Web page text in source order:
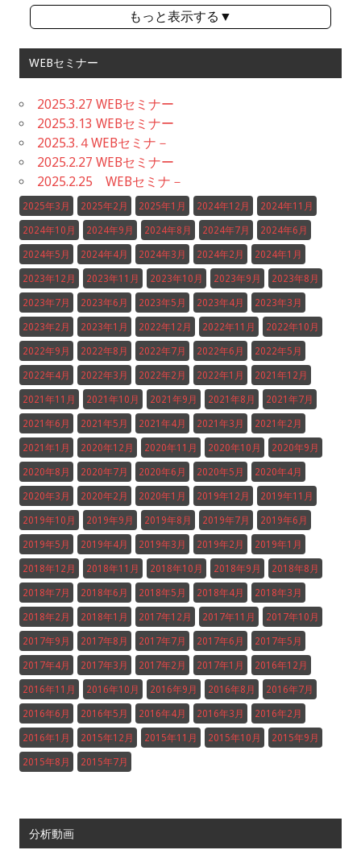
もっと表示する▼
WEBセミナー
2025.3.27 WEBセミナー
2025.3.13 WEBセミナー
2025.3.４WEBセミナ－
2025.2.27 WEBセミナー
2025.2.25 WEBセミナ－
2025年3月 2025年2月 2025年1月 2024年12月 2024年11月
2024年10月 2024年9月 2024年8月 2024年7月 2024年6月
2024年5月 2024年4月 2024年3月 2024年2月 2024年1月
2023年12月 2023年11月 2023年10月 2023年9月 2023年8月
2023年7月 2023年6月 2023年5月 2023年4月 2023年3月
2023年2月 2023年1月 2022年12月 2022年11月 2022年10月
2022年9月 2022年8月 2022年7月 2022年6月 2022年5月
2022年4月 2022年3月 2022年2月 2022年1月 2021年12月
2021年11月 2021年10月 2021年9月 2021年8月 2021年7月
2021年6月 2021年5月 2021年4月 2021年3月 2021年2月
2021年1月 2020年12月 2020年11月 2020年10月 2020年9月
2020年8月 2020年7月 2020年6月 2020年5月 2020年4月
2020年3月 2020年2月 2020年1月 2019年12月 2019年11月
2019年10月 2019年9月 2019年8月 2019年7月 2019年6月
2019年5月 2019年4月 2019年3月 2019年2月 2019年1月
2018年12月 2018年11月 2018年10月 2018年9月 2018年8月
2018年7月 2018年6月 2018年5月 2018年4月 2018年3月
2018年2月 2018年1月 2017年12月 2017年11月 2017年10月
2017年9月 2017年8月 2017年7月 2017年6月 2017年5月
2017年4月 2017年3月 2017年2月 2017年1月 2016年12月
2016年11月 2016年10月 2016年9月 2016年8月 2016年7月
2016年6月 2016年5月 2016年4月 2016年3月 2016年2月
2016年1月 2015年12月 2015年11月 2015年10月 2015年9月
2015年8月 2015年7月
分析動画